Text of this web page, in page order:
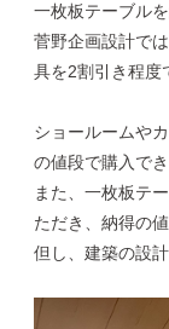
一枚板テーブル
菅野企画設計で
具を2割引き程度
ショールームや
の値段で購入で
また、一枚板テ
ただき、納得の
但し、建築の設